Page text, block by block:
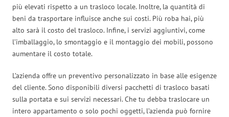
più elevati rispetto a un trasloco locale. Inoltre, la quantità di
beni da trasportare influisce anche sui costi. Più roba hai, più
alto sarà il costo del trasloco. Infine, i servizi aggiuntivi, come
l’imballaggio, lo smontaggio e il montaggio dei mobili, possono
aumentare il costo totale.
L’azienda offre un preventivo personalizzato in base alle esigenze
del cliente. Sono disponibili diversi pacchetti di trasloco basati
sulla portata e sui servizi necessari. Che tu debba traslocare un
intero appartamento o solo pochi oggetti, l’azienda può fornire